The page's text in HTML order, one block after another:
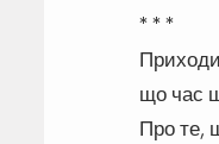
* * *
що час
Про те,